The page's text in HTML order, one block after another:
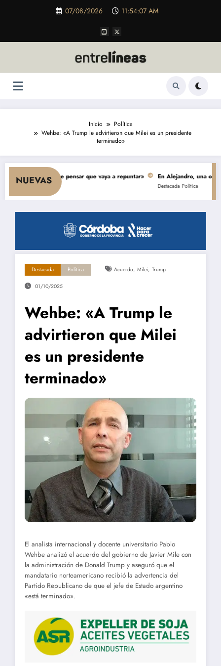
07/08/2026 11:54:08 AM
Inicio
Política
Wehbe: «A Trump le advirtieron que Milei es un presidente
terminado»
NUEVAS
y nada hace pensar que vaya a repuntar» En Alejandro, una obra de $
Política
Destacada Política Acuerdo, Milei, Trump
01/10/2025
Wehbe: «A Trump le
advirtieron que Milei
es un presidente
terminado»
El analista internacional y docente universitario Pablo
Wehbe analizó el acuerdo del gobierno de Javier Mile con
la administración de Donald Trump y aseguró que el
mandatario norteamericano recibió la advertencia del
Partido Republicano de que el jefe de Estado argentino
«está terminado».